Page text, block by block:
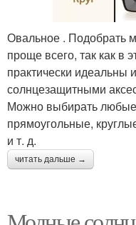
Овальное . Подобрать
проще всего, так как в
практически идеальны
солнцезащитными
Можно выбирать
прямоугольные,
и т. д.
читать дальше →